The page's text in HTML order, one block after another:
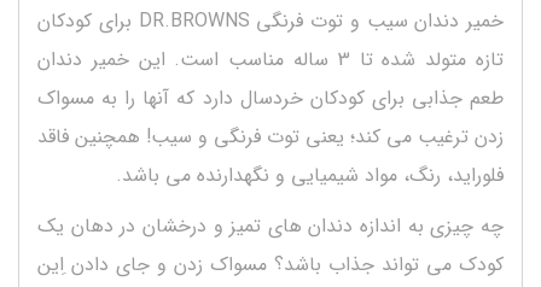
خمیر دندان سیب و توت فرنگی DR.BROWNS برای کودکان
تازه متولد شده تا 3 ساله مناسب است. این خمیر دندان
طعم جذابی برای کودکان خردسال دارد که آنها را به مسواک
زدن ترغیب می کند؛ یعنی توت فرنگی و سیب! همچنین فاقد
فلوراید، رنگ، مواد شیمیایی و نگهدارنده می باشد.
چه چیزی به اندازه دندان های تمیز و درخشان در دهان یک
کودک می تواند جذاب باشد؟ مسواک زدن و جای دادن ِاین